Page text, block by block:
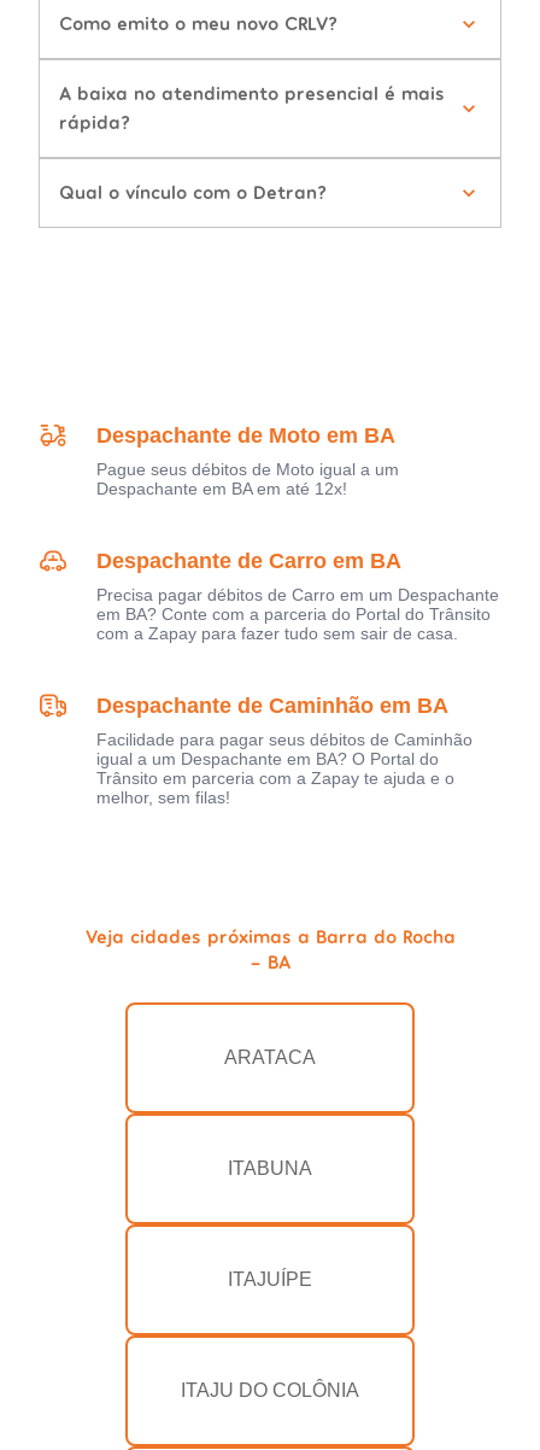
Como emito o meu novo CRLV?
A baixa no atendimento presencial é mais
rápida?
Qual o vínculo com o Detran?
Despachante de Moto em BA
Pague seus débitos de Moto igual a um
Despachante em BA em até 12x!
Despachante de Carro em BA
Precisa pagar débitos de Carro em um Despachante
em BA? Conte com a parceria do Portal do Trânsito
com a Zapay para fazer tudo sem sair de casa.
Despachante de Caminhão em BA
Facilidade para pagar seus débitos de Caminhão
igual a um Despachante em BA? O Portal do
Trânsito em parceria com a Zapay te ajuda e o
melhor, sem filas!
Veja cidades próximas a Barra do Rocha
- BA
ARATACA
ITABUNA
ITAJUÍPE
ITAJU DO COLÔNIA